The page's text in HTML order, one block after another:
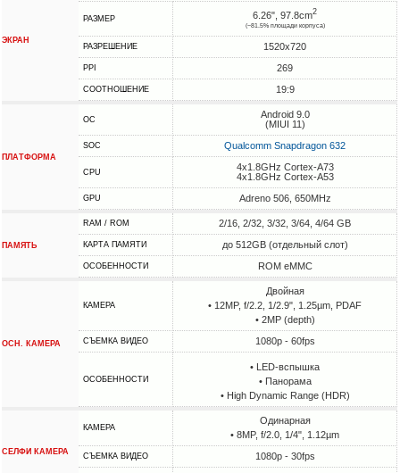
ЭКРАН
РАЗМЕР 6.26", 97.8cm2
(~81.5% площади корпуса)
РАЗРЕШЕНИЕ 1520x720
PPI 269
СООТНОШЕНИЕ 19:9
ПЛАТФОРМА
ОС
Android 9.0
(MIUI 11)
SOC Qualcomm Snapdragon 632
CPU
4x1.8GHz Cortex-A73
4x1.8GHz Cortex-A53
GPU Adreno 506, 650MHz
ПАМЯТЬ
RAM / ROM 2/16, 2/32, 3/32, 3/64, 4/64 GB
КАРТА ПАМЯТИ до 512GB (отдельный слот)
ОСОБЕННОСТИ ROM eMMC
ОСН. КАМЕРА
КАМЕРА
Двойная
• 12MP, f/2.2, 1/2.9", 1.25µm, PDAF
• 2MP (depth)
СЪЕМКА ВИДЕО 1080p - 60fps
ОСОБЕННОСТИ
• LED-вспышка
• Панорама
• High Dynamic Range (HDR)
СЕЛФИ КАМЕРА
КАМЕРА
Одинарная
• 8MP, f/2.0, 1/4", 1.12µm
СЪЕМКА ВИДЕО 1080p - 30fps